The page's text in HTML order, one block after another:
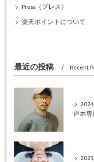
Press（プレス）
楽天ポイントについて
最近の投稿 Recent
岸本